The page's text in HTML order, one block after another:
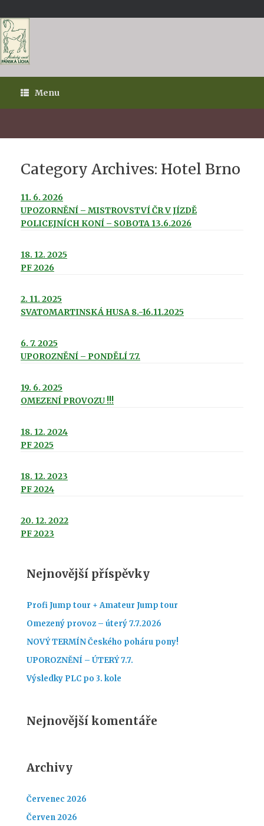
to
content
Menu
Category Archives: Hotel Brno
11. 6. 2026
UPOZORNĚNÍ – MISTROVSTVÍ ČR V JÍZDĚ
POLICEJNÍCH KONÍ – SOBOTA 13.6.2026
18. 12. 2025
PF 2026
2. 11. 2025
SVATOMARTINSKÁ HUSA 8.-16.11.2025
6. 7. 2025
UPOROZNĚNÍ – PONDĚLÍ 7.7.
19. 6. 2025
OMEZENÍ PROVOZU !!!
18. 12. 2024
PF 2025
18. 12. 2023
PF 2024
20. 12. 2022
PF 2023
Nejnovější příspěvky
Profi Jump tour + Amateur Jump tour
Omezený provoz – úterý 7.7.2026
NOVÝ TERMÍN Českého poháru pony!
UPOROZNĚNÍ – ÚTERÝ 7.7.
Výsledky PLC po 3. kole
Nejnovější komentáře
Archivy
Červenec 2026
Červen 2026